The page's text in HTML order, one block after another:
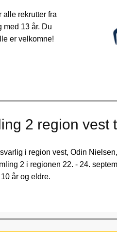
alle rekrutter fra
med 13 år. Du
er velkomne!
2 region vest
i region vest, Odin
2 i regionen 22. - 24.
år og eldre.